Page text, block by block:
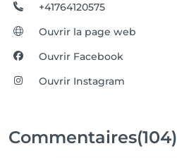
+41764120575
Ouvrir la page web
Ouvrir Facebook
Ouvrir Instagram
Commentaires(104)